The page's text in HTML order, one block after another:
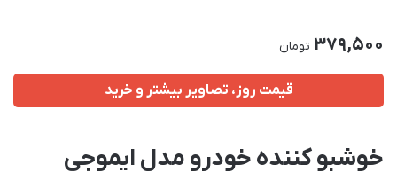
379,500 تومان
قیمت روز، تصاویر بیشتر و خرید
خوشبو کننده خودرو مدل ایموجی